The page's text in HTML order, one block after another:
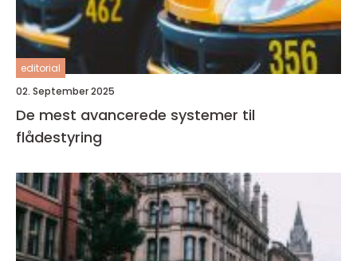
editorial
02. September 2025
De mest avancerede systemer til
flådestyring